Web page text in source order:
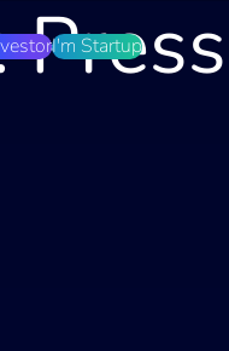
I'm Startup
Press